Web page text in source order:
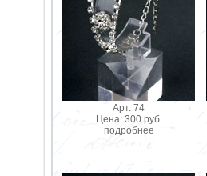
Арт. 74
Цена: 300 руб.
подробнее